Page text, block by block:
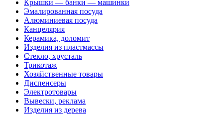
Крышки — банки — машинки
Эмалированная посуда
Алюминиевая посуда
Канцелярия
Керамика, доломит
Изделия из пластмассы
Стекло, хрусталь
Трикотаж
Хозяйственные товары
Диспенсеры
Электротовары
Вывески, реклама
Изделия из дерева